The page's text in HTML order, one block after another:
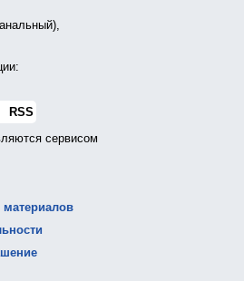
RSS
сервисом
материалов